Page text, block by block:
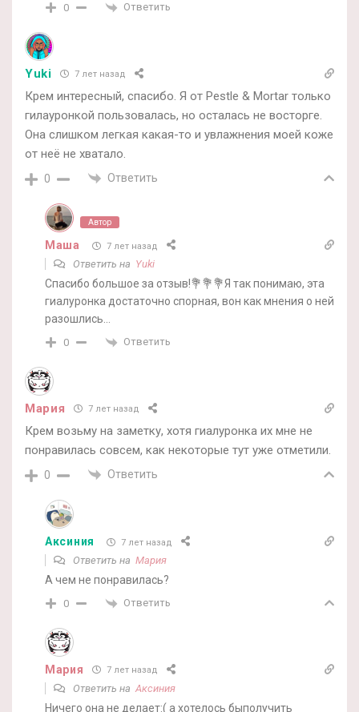
0 Ответить
Yuki 7 лет назад
Крем интересный, спасибо. Я от Pestle & Mortar только
гилауронкой пользовалась, но осталась не восторге.
Она слишком легкая какая-то и увлажнения моей коже
от неё не хватало.
0 Ответить
Автор
Маша 7 лет назад
Ответить на Yuki
Спасибо большое за отзыв!💐💐💐Я так понимаю, эта
гиалуронка достаточно спорная, вон как мнения о ней
разошлись…
0 Ответить
Мария 7 лет назад
Крем возьму на заметку, хотя гиалуронка их мне не
понравилась совсем, как некоторые тут уже отметили.
0 Ответить
Аксиния 7 лет назад
Ответить на Мария
А чем не понравилась?
0 Ответить
Мария 7 лет назад
Ответить на Аксиния
Ничего она не делает:( а хотелось быполучить